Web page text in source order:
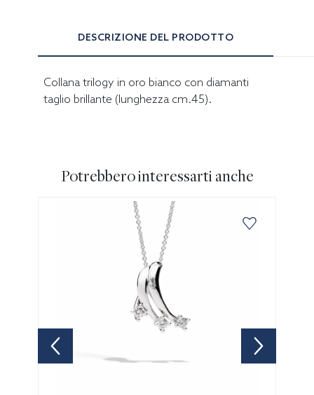
DESCRIZIONE DEL PRODOTTO
Collana trilogy in oro bianco con diamanti
taglio brillante (lunghezza cm.45).
Potrebbero interessarti anche